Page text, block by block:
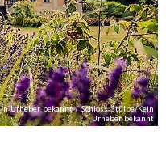
Urheber bekannt / Schloss Stülpe/Kein
Urheber bekannt